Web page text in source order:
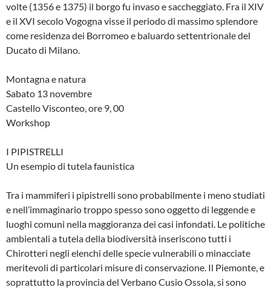
volte (1356 e 1375) il borgo fu invaso e saccheggiato. Fra il XIV
e il XVI secolo Vogogna visse il periodo di massimo splendore
come residenza dei Borromeo e baluardo settentrionale del
Ducato di Milano.
Montagna e natura
Sabato 13 novembre
Castello Visconteo, ore 9, 00
Workshop
I PIPISTRELLI
Un esempio di tutela faunistica
Tra i mammiferi i pipistrelli sono probabilmente i meno studiati
e nell’immaginario troppo spesso sono oggetto di leggende e
luoghi comuni nella maggioranza dei casi infondati. Le politiche
ambientali a tutela della biodiversità inseriscono tutti i
Chirotteri negli elenchi delle specie vulnerabili o minacciate
meritevoli di particolari misure di conservazione. Il Piemonte, e
soprattutto la provincia del Verbano Cusio Ossola, si sono